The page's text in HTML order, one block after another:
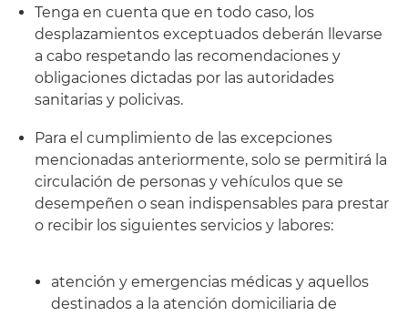
Tenga en cuenta que en todo caso, los
desplazamientos exceptuados deberán llevarse
a cabo respetando las recomendaciones y
obligaciones dictadas por las autoridades
sanitarias y policivas.
Para el cumplimiento de las excepciones
mencionadas anteriormente, solo se permitirá la
circulación de personas y vehículos que se
desempeñen o sean indispensables para prestar
o recibir los siguientes servicios y labores:
atención y emergencias médicas y aquellos
destinados a la atención domiciliaria de